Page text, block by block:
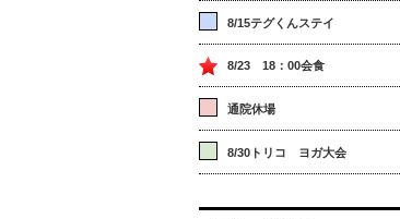
8/15テグくんステイ
8/23 18：00会食
通院休場
8/30トリコ ヨガ大会